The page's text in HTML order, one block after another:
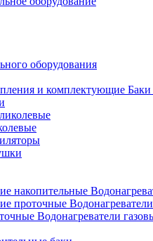
оборудования
Водонагреватели